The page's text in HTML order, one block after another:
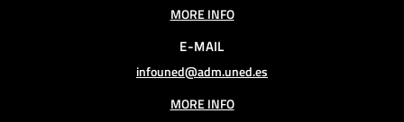
MORE INFO
E-MAIL
infouned@adm.uned.es
MORE INFO